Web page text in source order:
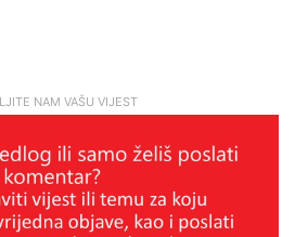
NAM VAŠU VIJEST